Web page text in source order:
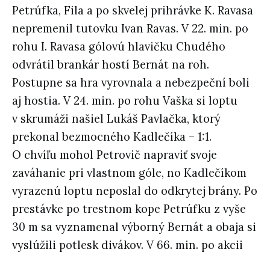
Petrúfka, Fila a po skvelej prihrávke K. Ravasa
nepremenil tutovku Ivan Ravas. V 22. min. po
rohu I. Ravasa gólovú hlavičku Chudého
odvrátil brankár hostí Bernát na roh.
Postupne sa hra vyrovnala a nebezpeční boli
aj hostia. V 24. min. po rohu Vaška si loptu
v skrumáži našiel Lukáš Pavlačka, ktorý
prekonal bezmocného Kadlečíka – 1:1.
O chvíľu mohol Petrovič napraviť svoje
zaváhanie pri vlastnom góle, no Kadlečíkom
vyrazenú loptu neposlal do odkrytej brány. Po
prestávke po trestnom kope Petrúfku z vyše
30 m sa vyznamenal výborný Bernát a obaja si
vyslúžili potlesk divákov. V 66. min. po akcii